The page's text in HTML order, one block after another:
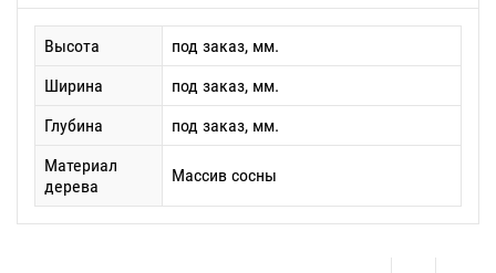
Высота
под заказ, мм.
Ширина
под заказ, мм.
Глубина
под заказ, мм.
Материал
дерева
Массив сосны